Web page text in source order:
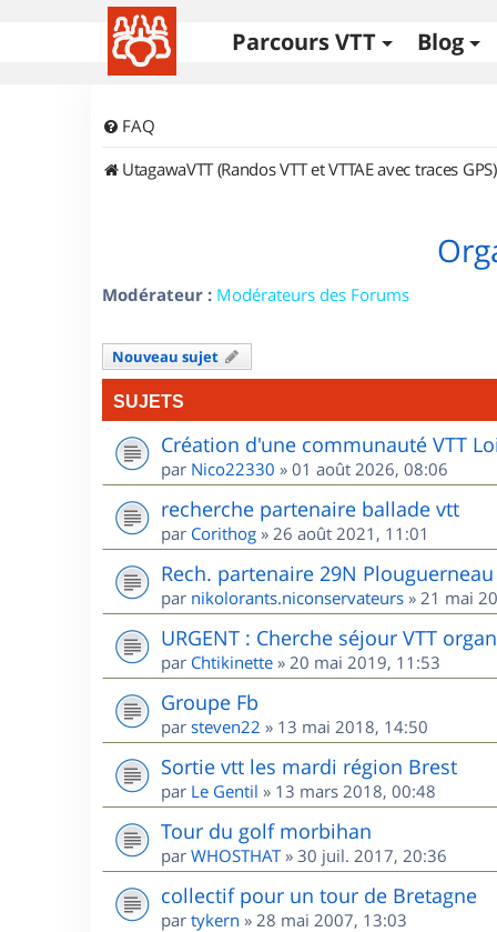
Parcours VTT Blog
FAQ
UtagawaVTT (Randos VTT et VTTAE avec traces GPS)
Modérateur : Modérateurs des Forums
Nouveau sujet
SUJETS
Création d'une communauté VTT
par Nico22330 » 01 août 2026, 08:06
recherche partenaire ballade vtt
par Corithog » 26 août 2021, 11:01
Rech. partenaire 29N
par nikolorants.niconservateurs » 21 mai
URGENT : Cherche séjour VTT
par Chtikinette » 20 mai 2019, 11:53
Groupe Fb
par steven22 » 13 mai 2018, 14:50
Sortie vtt les mardi région Brest
par Le Gentil » 13 mars 2018, 00:48
Tour du golf morbihan
par WHOSTHAT» 30 juil. 2017, 20:36
collectif pour un tour de Bretagne
par tykern » 28 mai 2007, 13:03